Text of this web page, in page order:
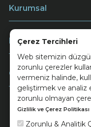
Çerez Tercihleri
Web sitemizin
zorunlu çerezler
vermeniz halinde,
geliştirmek ve analiz
zorunlu olmayan
Gizlilik ve Çerez Politikası
Zorunlu & Analitik
Kurumsal
Müşteri Hizmetleri
Ödeme